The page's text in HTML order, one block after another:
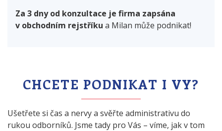
Za 3 dny od konzultace je firma zapsána
v obchodním rejstříku a Milan může podnikat!
CHCETE PODNIKAT I VY?
Ušetřete si čas a nervy a svěřte administrativu do
rukou odborníků. Jsme tady pro Vás – víme, jak v tom